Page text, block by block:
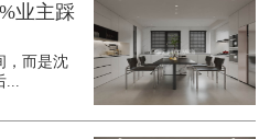
业主踩
，而是沈
...